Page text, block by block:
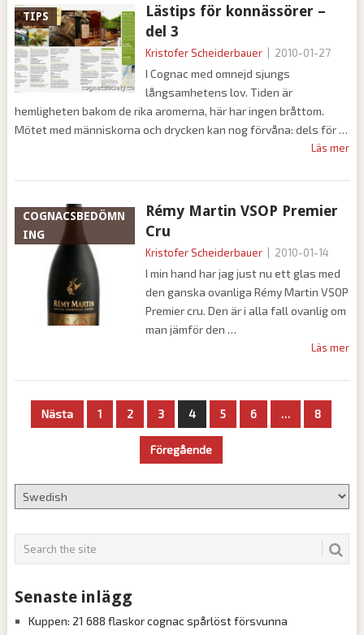
TIPS
Lästips för konnässörer –
del 3
Kristofer Scheiderbauer 2010-01-27
I Cognac med omnejd sjungs
långsamhetens lov. Tiden är
hemligheten bakom de rika aromerna, här har ingen bråttom.
Mötet med människorna och drycken kan nog förvåna: dels för
Läs mer
COGNACSBEDÖMN
ING
Rémy Martin VSOP Premier
Cru
Kristofer Scheiderbauer 2010-01-14
I min hand har jag just nu ett glas med
den ganska ovanliga Rémy Martin VSOP
Premier cru. Den är i alla fall ovanlig om
man jämför den
Läs mer
Sidnumrering
Nästa 1 2 3 4 5 6 … 8
Föregående
Senaste inlägg
Kuppen: 21 688 flaskor cognac spårlöst försvunna